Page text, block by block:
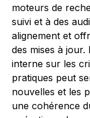
moteurs de
suivi et à des
alignement et
des mises à jour.
interne sur les
pratiques peut
nouvelles et les
une cohérence